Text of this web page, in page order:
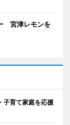
宮津レモンを
子育て家庭を応援